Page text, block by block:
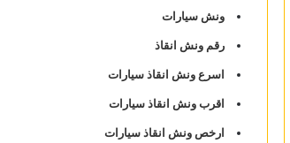
ونش سيارات
رقم ونش انقاذ
اسرع ونش انقاذ سيارات
اقرب ونش انقاذ سيارات
ارخص ونش انقاذ سيارات